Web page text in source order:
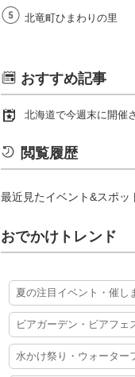
北竜町ひまわりの里
おすすめ記事
北海道で今週末に開催
閲覧履歴
最近見たイベント&スポッ
おでかけトレンド
夏の注目イベント・催し
ビアガーデン・ビアフェ
水かけ祭り・ウォーター